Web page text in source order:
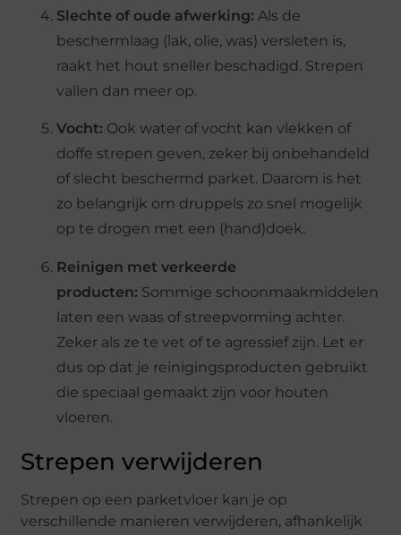
Slechte of oude afwerking:Als de
beschermlaag (lak, olie, was) versleten is,
raakt het hout sneller beschadigd. Strepen
vallen dan meer op.
Vocht: Ook water of vocht kan vlekken of
doffe strepen geven, zeker bij onbehandeld
of slecht beschermd parket. Daarom is het
zo belangrijk om druppels zo snel mogelijk
op te drogen met een (hand)doek.
Reinigen met verkeerde
producten: Sommige schoonmaakmiddelen
laten een waas of streepvorming achter.
Zeker als ze te vet of te agressief zijn. Let er
dus op dat je reinigingsproducten gebruikt
die speciaal gemaakt zijn voor houten
vloeren.
Strepen verwijderen
Strepen op een parketvloer kan je op
verschillende manieren verwijderen, afhankelijk